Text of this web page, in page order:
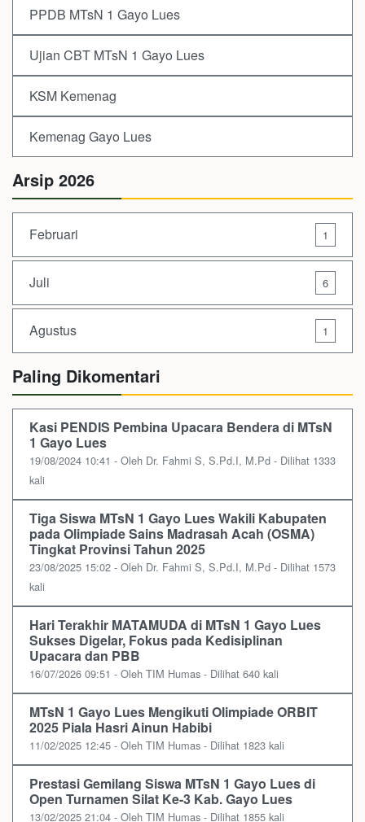
PPDB MTsN 1 Gayo Lues
Ujian CBT MTsN 1 Gayo Lues
KSM Kemenag
Kemenag Gayo Lues
Arsip 2026
Februari 1
Juli 6
Agustus 1
Paling Dikomentari
Kasi PENDIS Pembina Upacara Bendera di MTsN
1 Gayo Lues
19/08/2024 10:41 - Oleh Dr. Fahmi S, S.Pd.I, M.Pd - Dilihat 1333
kali
Tiga Siswa MTsN 1 Gayo Lues Wakili Kabupaten
pada Olimpiade Sains Madrasah Acah (OSMA)
Tingkat Provinsi Tahun 2025
23/08/2025 15:02 - Oleh Dr. Fahmi S, S.Pd.I, M.Pd - Dilihat 1573
kali
Hari Terakhir MATAMUDA di MTsN 1 Gayo Lues
Sukses Digelar, Fokus pada Kedisiplinan
Upacara dan PBB
16/07/2026 09:51 - Oleh TIM Humas - Dilihat 640 kali
MTsN 1 Gayo Lues Mengikuti Olimpiade ORBIT
2025 Piala Hasri Ainun Habibi
11/02/2025 12:45 - Oleh TIM Humas - Dilihat 1823 kali
Prestasi Gemilang Siswa MTsN 1 Gayo Lues di
Open Turnamen Silat Ke-3 Kab. Gayo Lues
13/02/2025 21:04 - Oleh TIM Humas - Dilihat 1855 kali